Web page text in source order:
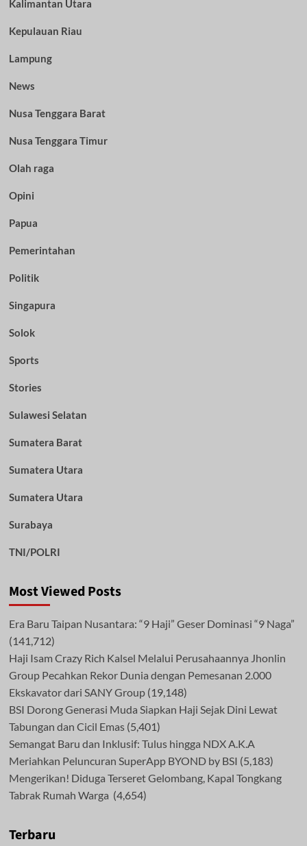
Kalimantan Utara
Kepulauan Riau
Lampung
News
Nusa Tenggara Barat
Nusa Tenggara Timur
Olah raga
Opini
Papua
Pemerintahan
Politik
Singapura
Solok
Sports
Stories
Sulawesi Selatan
Sumatera Barat
Sumatera Utara
Sumatera Utara
Surabaya
TNI/POLRI
Most Viewed Posts
Era Baru Taipan Nusantara: “9 Haji” Geser Dominasi “9 Naga”
(141,712)
Haji Isam Crazy Rich Kalsel Melalui Perusahaannya Jhonlin
Group Pecahkan Rekor Dunia dengan Pemesanan 2.000
Ekskavator dari SANY Group (19,148)
BSI Dorong Generasi Muda Siapkan Haji Sejak Dini Lewat
Tabungan dan Cicil Emas (5,401)
Semangat Baru dan Inklusif: Tulus hingga NDX A.K.A
Meriahkan Peluncuran SuperApp BYOND by BSI (5,183)
Mengerikan! Diduga Terseret Gelombang, Kapal Tongkang
Tabrak Rumah Warga (4,654)
Terbaru